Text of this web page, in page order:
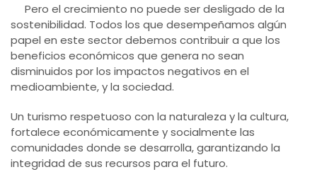
Pero el crecimiento no puede ser desligado de la
sostenibilidad. Todos los que desempeñamos algún
papel en este sector debemos contribuir a que los
beneficios económicos que genera no sean
disminuidos por los impactos negativos en el
medioambiente, y la sociedad.
Un turismo respetuoso con la naturaleza y la cultura,
fortalece económicamente y socialmente las
comunidades donde se desarrolla, garantizando la
integridad de sus recursos para el futuro.